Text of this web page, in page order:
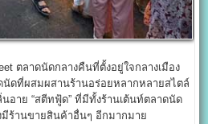
ตลาดนัดกลางคืนที่ตั้งอยู่ใจกลางเมือง
นัดที่ผสมผสานร้านอร่อยหลากหลายสไตล์
อาย “สตีทฟู้ด” ที่มีทั้งร้านเต้นท์ตลาดนัด
มีร้านขายสินค้าอื่นๆ อีกมากมาย